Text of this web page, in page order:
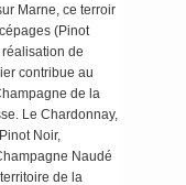
Marne, ce terroir
(Pinot
de
contribue au
de la
Le Chardonnay,
Noir,
Naudé
de la